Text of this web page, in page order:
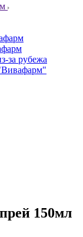
за рубежа
150мл